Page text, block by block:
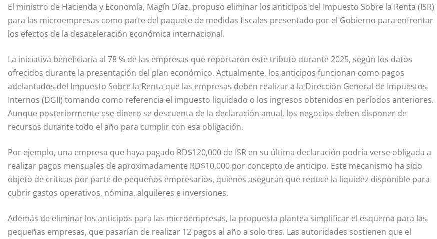
El ministro de Hacienda y Economía, Magín Díaz, propuso eliminar los anticipos del Impuesto Sobre la Renta (ISR)
para las microempresas como parte del paquete de medidas fiscales presentado por el Gobierno para enfrentar
los efectos de la desaceleración económica internacional.
La iniciativa beneficiaría al 78 % de las empresas que reportaron este tributo durante 2025, según los datos
ofrecidos durante la presentación del plan económico. Actualmente, los anticipos funcionan como pagos
adelantados del Impuesto Sobre la Renta que las empresas deben realizar a la Dirección General de Impuestos
Internos (DGII) tomando como referencia el impuesto liquidado o los ingresos obtenidos en períodos anteriores.
Aunque posteriormente ese dinero se descuenta de la declaración anual, los negocios deben disponer de
recursos durante todo el año para cumplir con esa obligación.
Por ejemplo, una empresa que haya pagado RD$120,000 de ISR en su última declaración podría verse obligada a
realizar pagos mensuales de aproximadamente RD$10,000 por concepto de anticipo. Este mecanismo ha sido
objeto de críticas por parte de pequeños empresarios, quienes aseguran que reduce la liquidez disponible para
cubrir gastos operativos, nómina, alquileres e inversiones.
Además de eliminar los anticipos para las microempresas, la propuesta plantea simplificar el esquema para las
pequeñas empresas, que pasarían de realizar 12 pagos al año a solo tres. Las autoridades sostienen que el